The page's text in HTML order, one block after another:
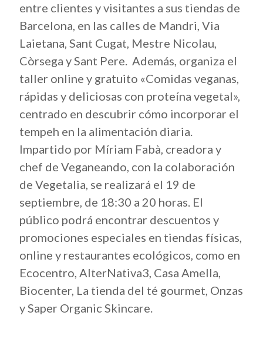
entre clientes y visitantes a sus tiendas de
Barcelona, en las calles de Mandri, Via
Laietana, Sant Cugat, Mestre Nicolau,
Còrsega y Sant Pere. Además, organiza el
taller online y gratuito «Comidas veganas,
rápidas y deliciosas con proteína vegetal»,
centrado en descubrir cómo incorporar el
tempeh en la alimentación diaria.
Impartido por Míriam Fabà, creadora y
chef de Veganeando, con la colaboración
de Vegetalia, se realizará el 19 de
septiembre, de 18:30 a 20 horas. El
público podrá encontrar descuentos y
promociones especiales en tiendas físicas,
online y restaurantes ecológicos, como en
Ecocentro, AlterNativa3, Casa Amella,
Biocenter, La tienda del té gourmet, Onzas
y Saper Organic Skincare.